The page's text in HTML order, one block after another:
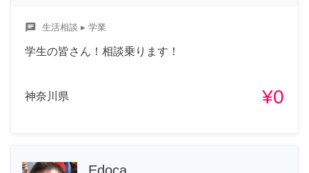
chat 生活相談 ▸ 学業
学生の皆さん！相談乗ります！
神奈川県 ¥0